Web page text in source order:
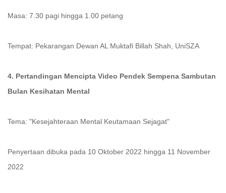
Masa: 7.30 pagi hingga 1.00 petang
Tempat: Pekarangan Dewan AL Muktafi Billah Shah, UniSZA
4. Pertandingan Mencipta Video Pendek Sempena Sambutan
Bulan Kesihatan Mental
Tema: "Kesejahteraan Mental Keutamaan Sejagat"
Penyertaan dibuka pada 10 Oktober 2022 hingga 11 November
2022